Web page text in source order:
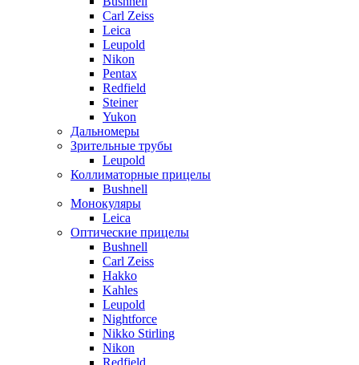
Carl Zeiss
Leica
Leupold
Nikon
Pentax
Redfield
Steiner
Yukon
Дальномеры
Зрительные трубы
Leupold
Коллиматорные прицелы
Bushnell
Монокуляры
Leica
Оптические прицелы
Bushnell
Carl Zeiss
Hakko
Kahles
Leupold
Nightforce
Nikko Stirling
Nikon
Redfield